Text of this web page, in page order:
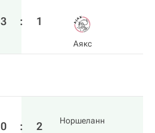
3 : 1
Аякс
0 : 2 Норшеланн